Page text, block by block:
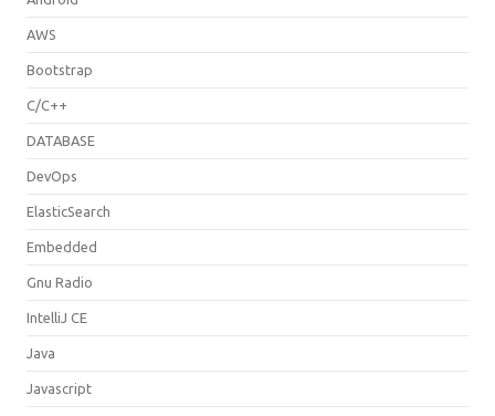
AWS
Bootstrap
C/C++
DATABASE
DevOps
ElasticSearch
Embedded
Gnu Radio
IntelliJ CE
Java
Javascript